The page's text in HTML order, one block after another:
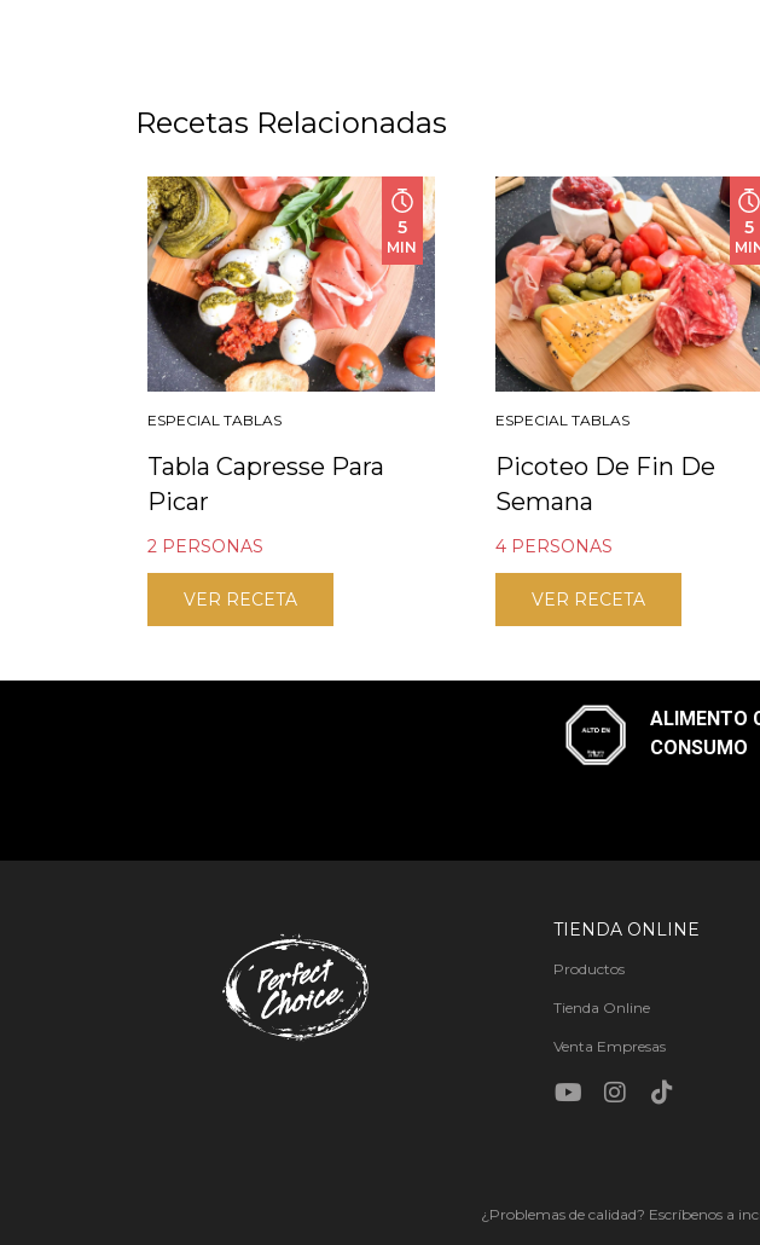
Recetas Relacionadas
5
MIN
ESPECIAL TABLAS
Tabla Capresse Para
Picar
2 PERSONAS
VER RECETA
5
ESPECIAL TABLAS
Picoteo De Fin De
Semana
4 PERSONAS
VER RECETA
ALIMENTO
CONSUMO​
TIENDA ONLINE
Productos
Tienda Online
Venta Empresas
¿Problemas de calidad? Escríbenos a